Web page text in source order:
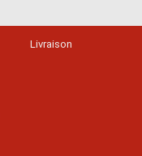
Livraison